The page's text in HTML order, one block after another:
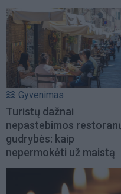
Gyvenimas
Turistų dažnai
nepastebimos
gudrybės: kaip
nepermokėti už maistą